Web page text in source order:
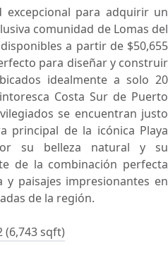
(6,743 sqft)
excepcional para adquirir un
comunidad de Lomas del
a partir de $50,655
para diseñar y construir
idealmente a solo 20
Costa Sur de Puerto
se encuentran justo
principal de la icónica Playa
su belleza natural y su
de la combinación perfecta
y paisajes impresionantes en
de la región.